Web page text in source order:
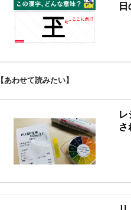
日
【あわせて読みたい】
レ
さ